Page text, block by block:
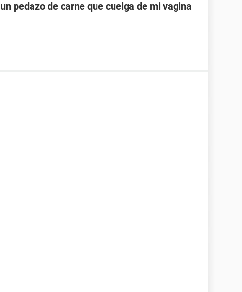
pedazo de carne que cuelga de mi vagina